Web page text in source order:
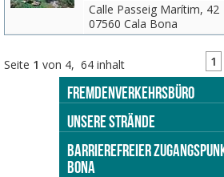
Calle Passeig Marítim, 42
07560 Cala Bona
Seite 1 von 4, 64 inhalt 1
FREMDENVERKEHRSBÜRO
UNSERE STRÄNDE
BARRIEREFREIER
BONA